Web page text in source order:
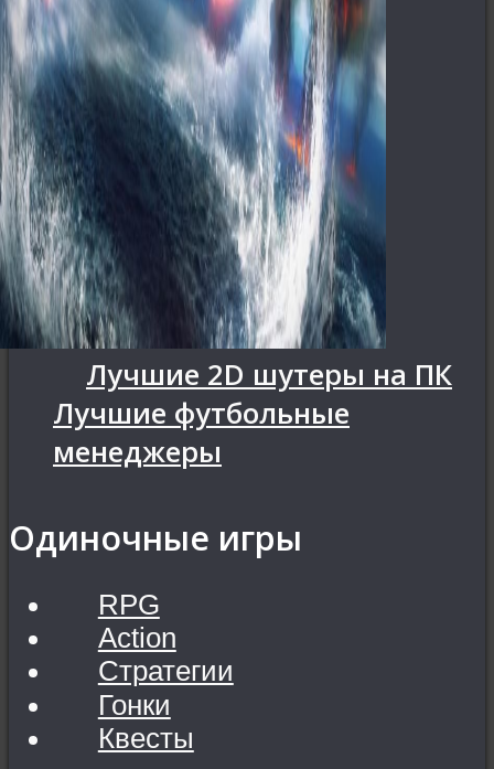
Лучшие 2D шутеры на ПК
Лучшие футбольные
менеджеры
Одиночные игры
RPG
Action
Стратегии
Гонки
Квесты